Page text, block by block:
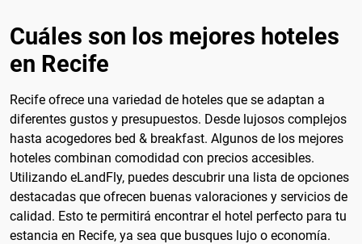
Cuáles son los mejores hoteles
en Recife
Recife ofrece una variedad de hoteles que se adaptan a
diferentes gustos y presupuestos. Desde lujosos complejos
hasta acogedores bed & breakfast. Algunos de los mejores
hoteles combinan comodidad con precios accesibles.
Utilizando eLandFly, puedes descubrir una lista de opciones
destacadas que ofrecen buenas valoraciones y servicios de
calidad. Esto te permitirá encontrar el hotel perfecto para tu
estancia en Recife, ya sea que busques lujo o economía.